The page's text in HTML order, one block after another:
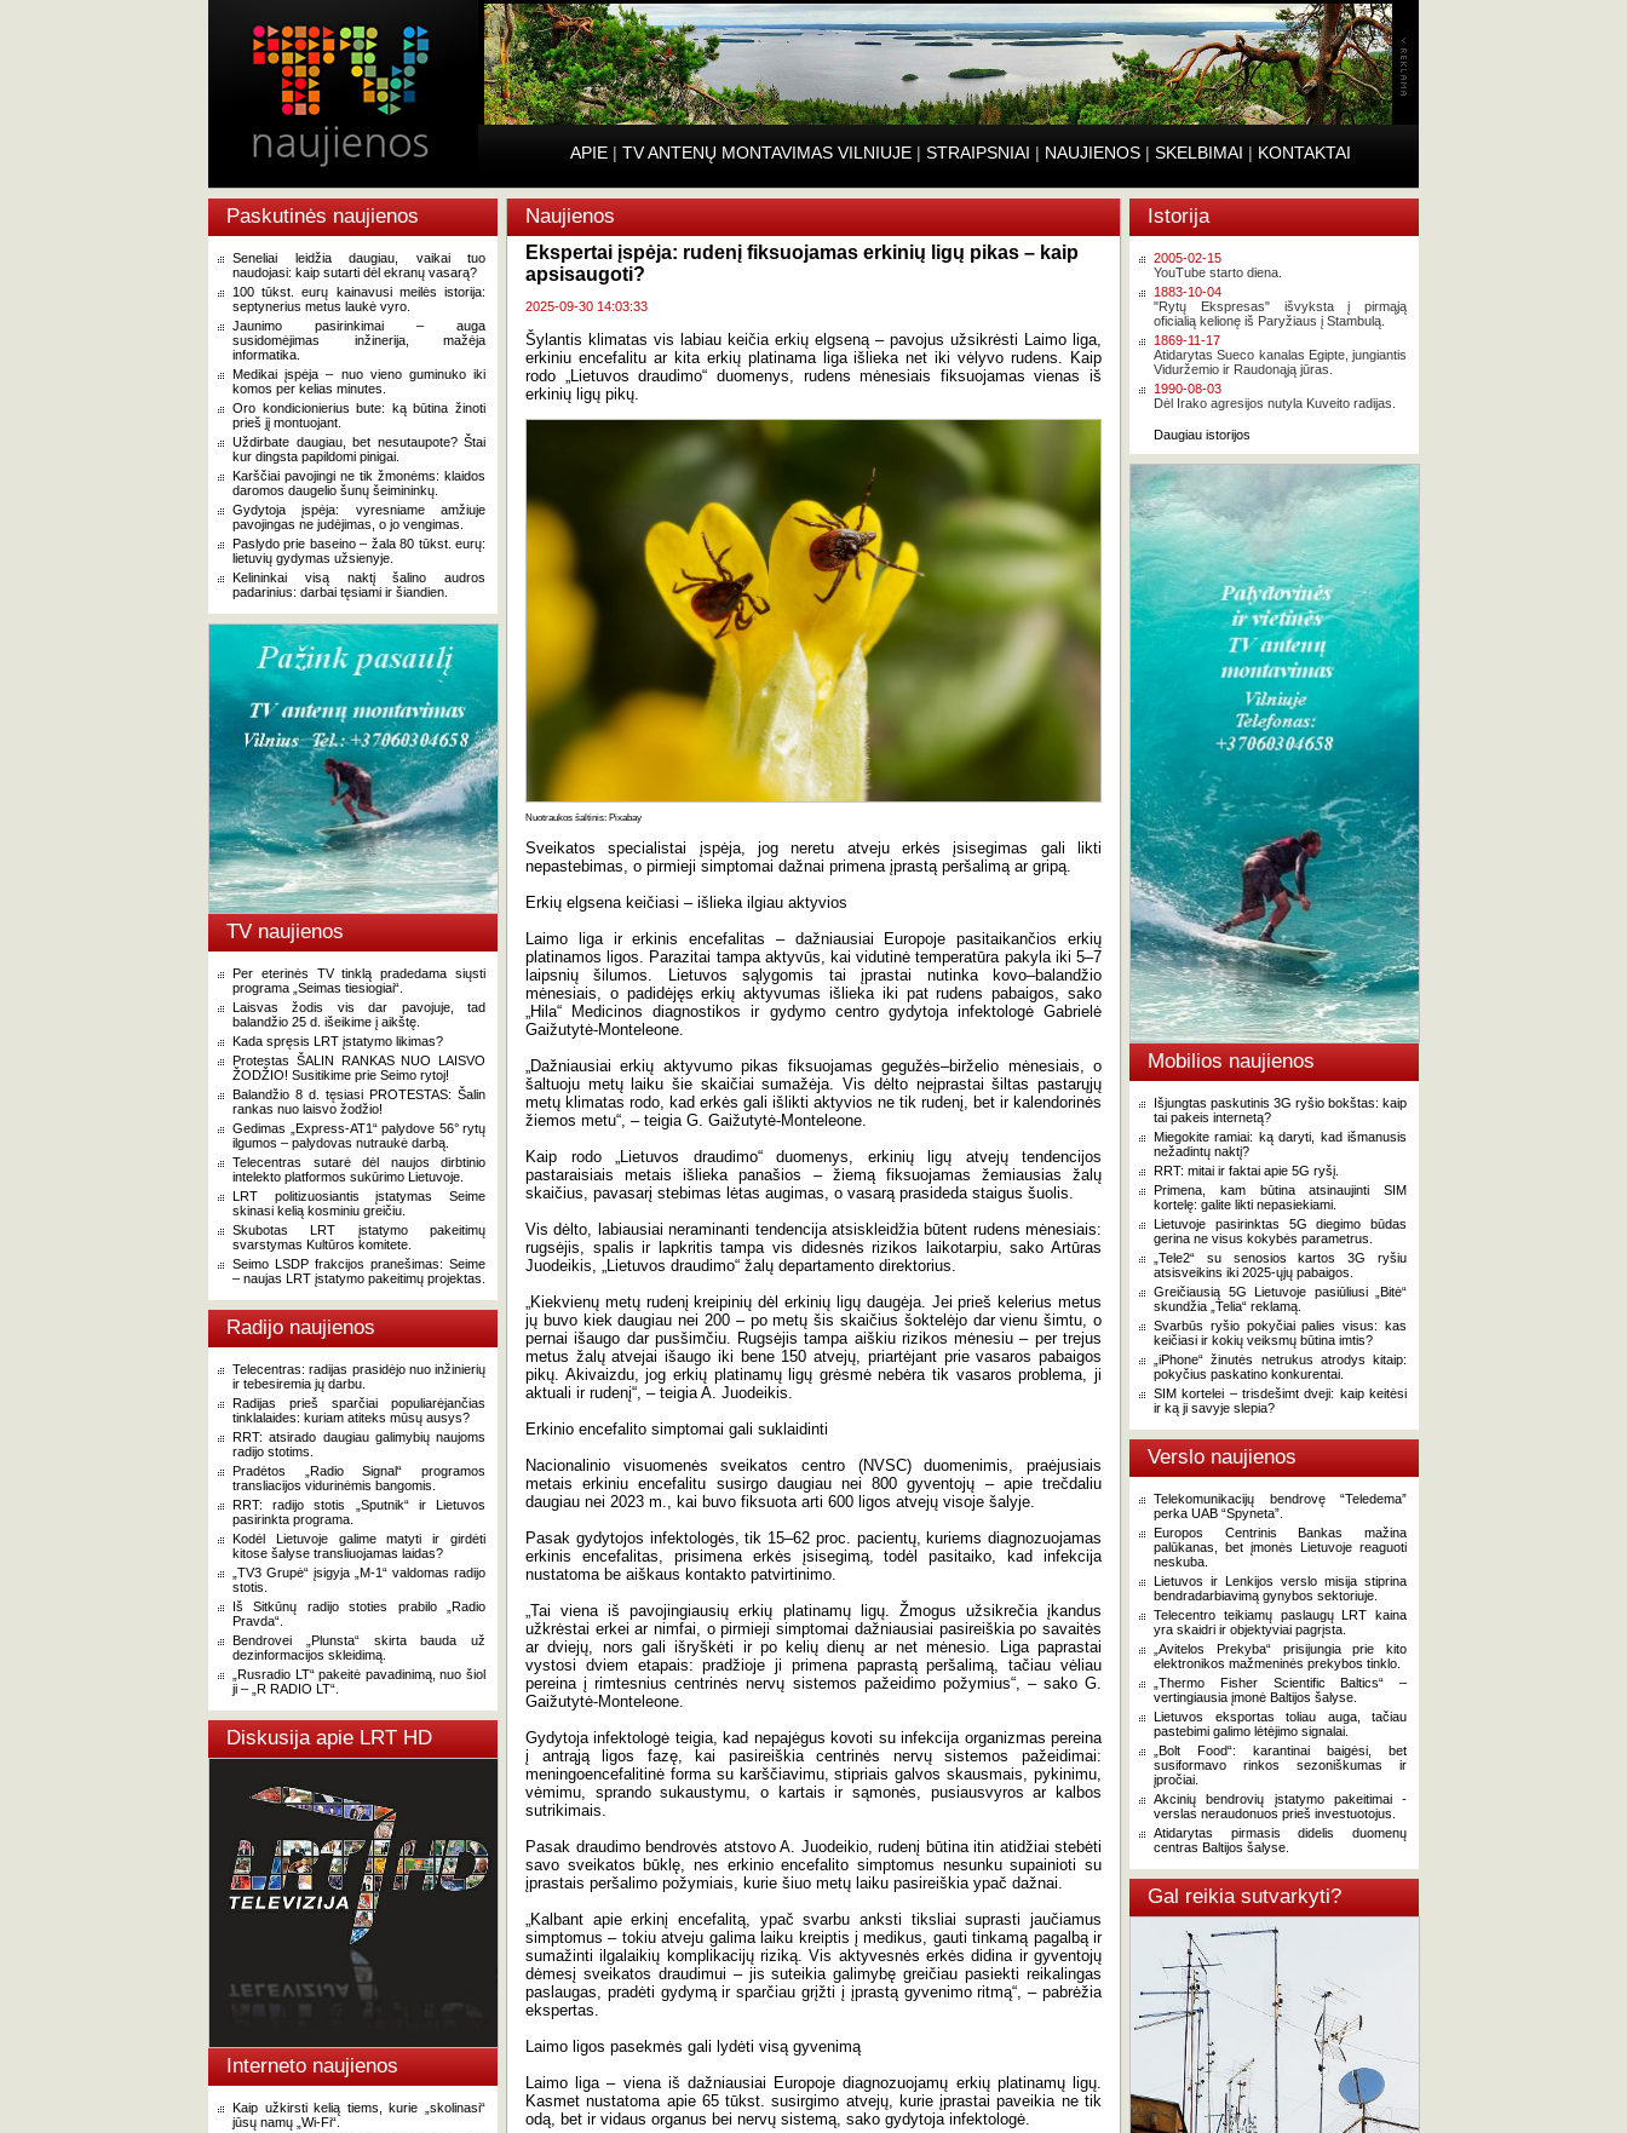
APIE | TV ANTENŲ MONTAVIMAS VILNIUJE | STRAIPSNIAI | NAUJIENOS | SKELBIMAI | KONTAKTAI
Paskutinės naujienos
Seneliai leidžia daugiau, vaikai tuo
naudojasi: kaip sutarti dėl ekranų vasarą?
100 tūkst. eurų kainavusi meilės istorija:
septynerius metus laukė vyro.
Jaunimo pasirinkimai – auga
susidomėjimas inžinerija, mažėja
informatika.
Medikai įspėja – nuo vieno guminuko iki
komos per kelias minutes.
Oro kondicionierius bute: ką būtina žinoti
prieš jį montuojant.
Uždirbate daugiau, bet nesutaupote? Štai
kur dingsta papildomi pinigai.
Karščiai pavojingi ne tik žmonėms: klaidos
daromos daugelio šunų šeimininkų.
Gydytoja įspėja: vyresniame amžiuje
pavojingas ne judėjimas, o jo vengimas.
Paslydo prie baseino – žala 80 tūkst. eurų:
lietuvių gydymas užsienyje.
Kelininkai visą naktį šalino audros
padarinius: darbai tęsiami ir šiandien.
TV naujienos
Per eterinės TV tinklą pradedama siųsti
programa „Seimas tiesiogiai“.
Laisvas žodis vis dar pavojuje, tad
balandžio 25 d. išeikime į aikštę.
Kada spręsis LRT įstatymo likimas?
Protestas ŠALIN RANKAS NUO LAISVO
ŽODŽIO! Susitikime prie Seimo rytoj!
Balandžio 8 d. tęsiasi PROTESTAS: Šalin
rankas nuo laisvo žodžio!
Gedimas „Express-AT1“ palydove 56° rytų
ilgumos – palydovas nutraukė darbą.
Telecentras sutarė dėl naujos dirbtinio
intelekto platformos sukūrimo Lietuvoje.
LRT politizuosiantis įstatymas Seime
skinasi kelią kosminiu greičiu.
Skubotas LRT įstatymo pakeitimų
svarstymas Kultūros komitete.
Seimo LSDP frakcijos pranešimas: Seime
– naujas LRT įstatymo pakeitimų projektas.
Radijo naujienos
Telecentras: radijas prasidėjo nuo inžinierių
ir tebesiremia jų darbu.
Radijas prieš sparčiai populiarėjančias
tinklalaides: kuriam atiteks mūsų ausys?
RRT: atsirado daugiau galimybių naujoms
radijo stotims.
Pradėtos „Radio Signal“ programos
transliacijos vidurinėmis bangomis.
RRT: radijo stotis „Sputnik“ ir Lietuvos
pasirinkta programa.
Kodėl Lietuvoje galime matyti ir girdėti
kitose šalyse transliuojamas laidas?
„TV3 Grupė“ įsigyja „M-1“ valdomas radijo
stotis.
Iš Sitkūnų radijo stoties prabilo „Radio
Pravda“.
Bendrovei „Plunsta“ skirta bauda už
dezinformacijos skleidimą.
„Rusradio LT“ pakeitė pavadinimą, nuo šiol
ji – „R RADIO LT“.
Diskusija apie LRT HD
Interneto naujienos
Kaip užkirsti kelią tiems, kurie „skolinasi“
jūsų namų „Wi-Fi“.
Naujienos
Ekspertai įspėja: rudenį fiksuojamas erkinių ligų pikas – kaip
apsisaugoti?
2025-09-30 14:03:33
Šylantis klimatas vis labiau keičia erkių elgseną – pavojus užsikrėsti Laimo liga,
erkiniu encefalitu ar kita erkių platinama liga išlieka net iki vėlyvo rudens. Kaip
rodo „Lietuvos draudimo“ duomenys, rudens mėnesiais fiksuojamas vienas iš
erkinių ligų pikų.
Nuotraukos šaltinis: Pixabay
Sveikatos specialistai įspėja, jog neretu atveju erkės įsisegimas gali likti
nepastebimas, o pirmieji simptomai dažnai primena įprastą peršalimą ar gripą.
Erkių elgsena keičiasi – išlieka ilgiau aktyvios
Laimo liga ir erkinis encefalitas – dažniausiai Europoje pasitaikančios erkių
platinamos ligos. Parazitai tampa aktyvūs, kai vidutinė temperatūra pakyla iki 5–7
laipsnių šilumos. Lietuvos sąlygomis tai įprastai nutinka kovo–balandžio
mėnesiais, o padidėjęs erkių aktyvumas išlieka iki pat rudens pabaigos, sako
„Hila“ Medicinos diagnostikos ir gydymo centro gydytoja infektologė Gabrielė
Gaižutytė-Monteleone.
„Dažniausiai erkių aktyvumo pikas fiksuojamas gegužės–birželio mėnesiais, o
šaltuoju metų laiku šie skaičiai sumažėja. Vis dėlto neįprastai šiltas pastarųjų
metų klimatas rodo, kad erkės gali išlikti aktyvios ne tik rudenį, bet ir kalendorinės
žiemos metu“, – teigia G. Gaižutytė-Monteleone.
Kaip rodo „Lietuvos draudimo“ duomenys, erkinių ligų atvejų tendencijos
pastaraisiais metais išlieka panašios – žiemą fiksuojamas žemiausias žalų
skaičius, pavasarį stebimas lėtas augimas, o vasarą prasideda staigus šuolis.
Vis dėlto, labiausiai neraminanti tendencija atsiskleidžia būtent rudens mėnesiais:
rugsėjis, spalis ir lapkritis tampa vis didesnės rizikos laikotarpiu, sako Artūras
Juodeikis, „Lietuvos draudimo“ žalų departamento direktorius.
„Kiekvienų metų rudenį kreipinių dėl erkinių ligų daugėja. Jei prieš kelerius metus
jų buvo kiek daugiau nei 200 – po metų šis skaičius šoktelėjo dar vienu šimtu, o
pernai išaugo dar pusšimčiu. Rugsėjis tampa aiškiu rizikos mėnesiu – per trejus
metus žalų atvejai išaugo iki bene 150 atvejų, priartėjant prie vasaros pabaigos
pikų. Akivaizdu, jog erkių platinamų ligų grėsmė nebėra tik vasaros problema, ji
aktuali ir rudenį“, – teigia A. Juodeikis.
Erkinio encefalito simptomai gali suklaidinti
Nacionalinio visuomenės sveikatos centro (NVSC) duomenimis, praėjusiais
metais erkiniu encefalitu susirgo daugiau nei 800 gyventojų – apie trečdaliu
daugiau nei 2023 m., kai buvo fiksuota arti 600 ligos atvejų visoje šalyje.
Pasak gydytojos infektologės, tik 15–62 proc. pacientų, kuriems diagnozuojamas
erkinis encefalitas, prisimena erkės įsisegimą, todėl pasitaiko, kad infekcija
nustatoma be aiškaus kontakto patvirtinimo.
„Tai viena iš pavojingiausių erkių platinamų ligų. Žmogus užsikrečia įkandus
užkrėstai erkei ar nimfai, o pirmieji simptomai dažniausiai pasireiškia po savaitės
ar dviejų, nors gali išryškėti ir po kelių dienų ar net mėnesio. Liga paprastai
vystosi dviem etapais: pradžioje ji primena paprastą peršalimą, tačiau vėliau
pereina į rimtesnius centrinės nervų sistemos pažeidimo požymius“, – sako G.
Gaižutytė-Monteleone.
Gydytoja infektologė teigia, kad nepajėgus kovoti su infekcija organizmas pereina
į antrąją ligos fazę, kai pasireiškia centrinės nervų sistemos pažeidimai:
meningoencefalitinė forma su karščiavimu, stipriais galvos skausmais, pykinimu,
vėmimu, sprando sukaustymu, o kartais ir sąmonės, pusiausvyros ar kalbos
sutrikimais.
Pasak draudimo bendrovės atstovo A. Juodeikio, rudenį būtina itin atidžiai stebėti
savo sveikatos būklę, nes erkinio encefalito simptomus nesunku supainioti su
įprastais peršalimo požymiais, kurie šiuo metų laiku pasireiškia ypač dažnai.
„Kalbant apie erkinį encefalitą, ypač svarbu anksti tiksliai suprasti jaučiamus
simptomus – tokiu atveju galima laiku kreiptis į medikus, gauti tinkamą pagalbą ir
sumažinti ilgalaikių komplikacijų riziką. Vis aktyvesnės erkės didina ir gyventojų
dėmesį sveikatos draudimui – jis suteikia galimybę greičiau pasiekti reikalingas
paslaugas, pradėti gydymą ir sparčiau grįžti į įprastą gyvenimo ritmą“, – pabrėžia
ekspertas.
Laimo ligos pasekmės gali lydėti visą gyvenimą
Laimo liga – viena iš dažniausiai Europoje diagnozuojamų erkių platinamų ligų.
Kasmet nustatoma apie 65 tūkst. susirgimo atvejų, kurie įprastai paveikia ne tik
odą, bet ir vidaus organus bei nervų sistemą, sako gydytoja infektologė.
Istorija
2005-02-15
YouTube starto diena.
1883-10-04
"Rytų Ekspresas" išvyksta į pirmąją
oficialią kelionę iš Paryžiaus į Stambulą.
1869-11-17
Atidarytas Sueco kanalas Egipte, jungiantis
Viduržemio ir Raudonąją jūras.
1990-08-03
Dėl Irako agresijos nutyla Kuveito radijas.
Daugiau istorijos
Mobilios naujienos
Išjungtas paskutinis 3G ryšio bokštas: kaip
tai pakeis internetą?
Miegokite ramiai: ką daryti, kad išmanusis
nežadintų naktį?
RRT: mitai ir faktai apie 5G ryšį.
Primena, kam būtina atsinaujinti SIM
kortelę: galite likti nepasiekiami.
Lietuvoje pasirinktas 5G diegimo būdas
gerina ne visus kokybės parametrus.
„Tele2“ su senosios kartos 3G ryšiu
atsisveikins iki 2025-ųjų pabaigos.
Greičiausią 5G Lietuvoje pasiūliusi „Bitė“
skundžia „Telia“ reklamą.
Svarbūs ryšio pokyčiai palies visus: kas
keičiasi ir kokių veiksmų būtina imtis?
„iPhone“ žinutės netrukus atrodys kitaip:
pokyčius paskatino konkurentai.
SIM kortelei – trisdešimt dveji: kaip keitėsi
ir ką ji savyje slepia?
Verslo naujienos
Telekomunikacijų bendrovę “Teledema”
perka UAB “Spyneta”.
Europos Centrinis Bankas mažina
palūkanas, bet įmonės Lietuvoje reaguoti
neskuba.
Lietuvos ir Lenkijos verslo misija stiprina
bendradarbiavimą gynybos sektoriuje.
Telecentro teikiamų paslaugų LRT kaina
yra skaidri ir objektyviai pagrįsta.
„Avitelos Prekyba“ prisijungia prie kito
elektronikos mažmeninės prekybos tinklo.
„Thermo Fisher Scientific Baltics“ –
vertingiausia įmonė Baltijos šalyse.
Lietuvos eksportas toliau auga, tačiau
pastebimi galimo lėtėjimo signalai.
„Bolt Food“: karantinai baigėsi, bet
susiformavo rinkos sezoniškumas ir
įpročiai.
Akcinių bendrovių įstatymo pakeitimai -
verslas neraudonuos prieš investuotojus.
Atidarytas pirmasis didelis duomenų
centras Baltijos šalyse.
Gal reikia sutvarkyti?